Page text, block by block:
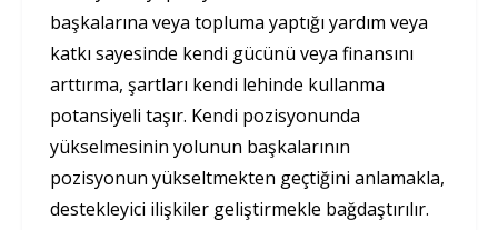
başkalarına veya topluma yaptığı yardım veya
katkı sayesinde kendi gücünü veya finansını
arttırma, şartları kendi lehinde kullanma
potansiyeli taşır. Kendi pozisyonunda
yükselmesinin yolunun başkalarının
pozisyonun yükseltmekten geçtiğini anlamakla,
destekleyici ilişkiler geliştirmekle bağdaştırılır.